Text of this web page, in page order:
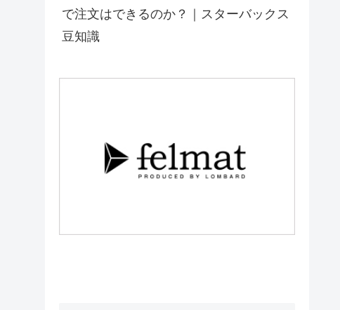
で注文はできるのか？｜スターバックス
豆知識